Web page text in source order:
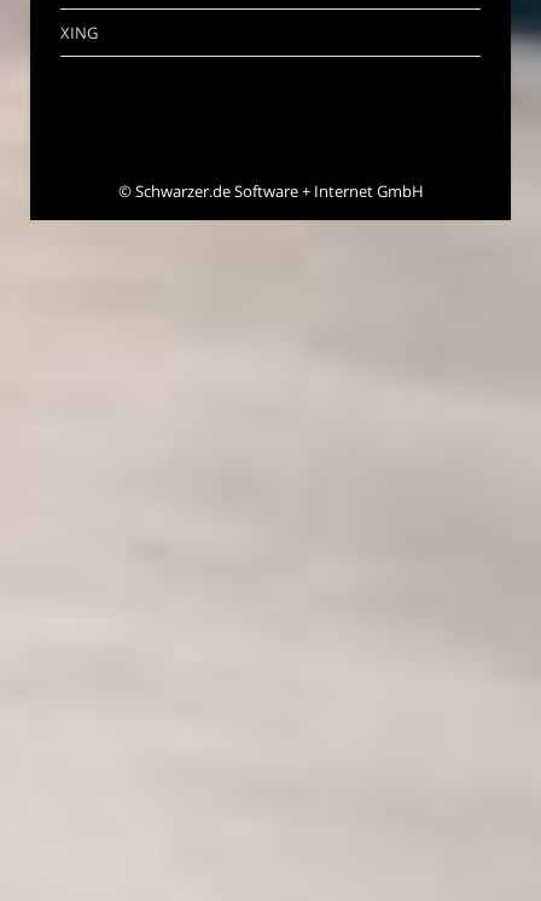
XING
©Schwarzer.de Software + Internet GmbH